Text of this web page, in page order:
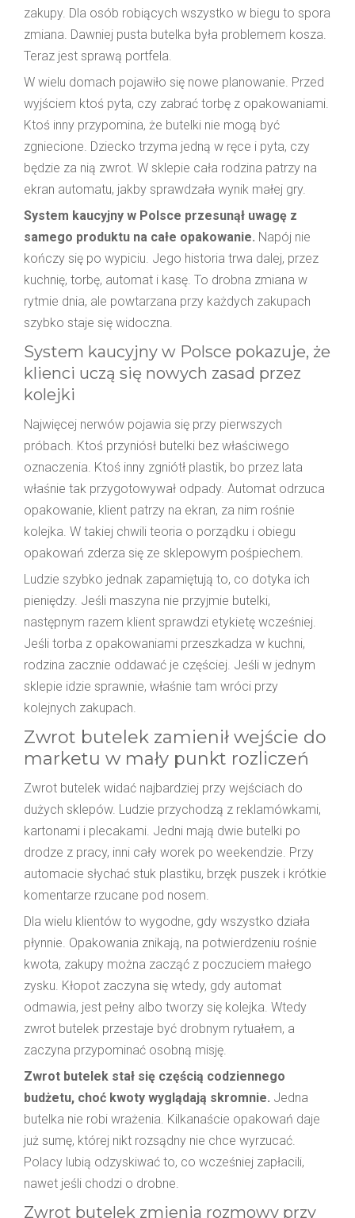
zakupy. Dla osób robiących wszystko w biegu to spora
zmiana. Dawniej pusta butelka była problemem kosza.
Teraz jest sprawą portfela.
W wielu domach pojawiło się nowe planowanie. Przed
wyjściem ktoś pyta, czy zabrać torbę z opakowaniami.
Ktoś inny przypomina, że butelki nie mogą być
zgniecione. Dziecko trzyma jedną w ręce i pyta, czy
będzie za nią zwrot. W sklepie cała rodzina patrzy na
ekran automatu, jakby sprawdzała wynik małej gry.
System kaucyjny w Polsce przesunął uwagę z
samego produktu na całe opakowanie. Napój nie
kończy się po wypiciu. Jego historia trwa dalej, przez
kuchnię, torbę, automat i kasę. To drobna zmiana w
rytmie dnia, ale powtarzana przy każdych zakupach
szybko staje się widoczna.
System kaucyjny w Polsce pokazuje, że
klienci uczą się nowych zasad przez
kolejki
Najwięcej nerwów pojawia się przy pierwszych
próbach. Ktoś przyniósł butelki bez właściwego
oznaczenia. Ktoś inny zgniótł plastik, bo przez lata
właśnie tak przygotowywał odpady. Automat odrzuca
opakowanie, klient patrzy na ekran, za nim rośnie
kolejka. W takiej chwili teoria o porządku i obiegu
opakowań zderza się ze sklepowym pośpiechem.
Ludzie szybko jednak zapamiętują to, co dotyka ich
pieniędzy. Jeśli maszyna nie przyjmie butelki,
następnym razem klient sprawdzi etykietę wcześniej.
Jeśli torba z opakowaniami przeszkadza w kuchni,
rodzina zacznie oddawać je częściej. Jeśli w jednym
sklepie idzie sprawnie, właśnie tam wróci przy
kolejnych zakupach.
Zwrot butelek zamienił wejście do
marketu w mały punkt rozliczeń
Zwrot butelek widać najbardziej przy wejściach do
dużych sklepów. Ludzie przychodzą z reklamówkami,
kartonami i plecakami. Jedni mają dwie butelki po
drodze z pracy, inni cały worek po weekendzie. Przy
automacie słychać stuk plastiku, brzęk puszek i krótkie
komentarze rzucane pod nosem.
Dla wielu klientów to wygodne, gdy wszystko działa
płynnie. Opakowania znikają, na potwierdzeniu rośnie
kwota, zakupy można zacząć z poczuciem małego
zysku. Kłopot zaczyna się wtedy, gdy automat
odmawia, jest pełny albo tworzy się kolejka. Wtedy
zwrot butelek przestaje być drobnym rytuałem, a
zaczyna przypominać osobną misję.
Zwrot butelek stał się częścią codziennego
budżetu, choć kwoty wyglądają skromnie. Jedna
butelka nie robi wrażenia. Kilkanaście opakowań daje
już sumę, której nikt rozsądny nie chce wyrzucać.
Polacy lubią odzyskiwać to, co wcześniej zapłacili,
nawet jeśli chodzi o drobne.
Zwrot butelek zmienia rozmowy przy